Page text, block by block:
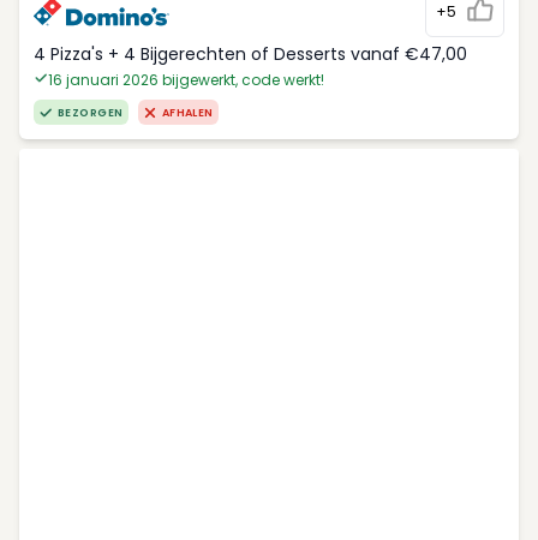
+5
4 Pizza's + 4 Bijgerechten of Desserts vanaf €47,00
16 januari 2026 bijgewerkt, code werkt!
BEZORGEN AFHALEN